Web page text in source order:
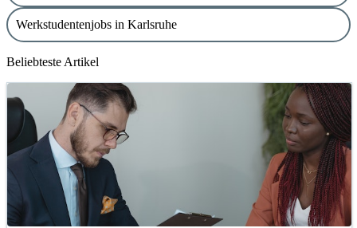
Werkstudentenjobs in Karlsruhe
Beliebteste Artikel